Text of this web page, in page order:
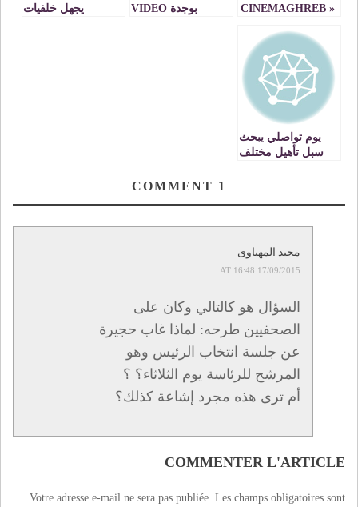
« CINEMAGHREB »
Oujda
بوجدة VIDEO
يجهل خلفيات
يوم تواصلي يبحث
سبل تأهيل مختلف
1
مجيد المهياوى
17/09/2015 AT 16:48
السؤال هو كالتالي وكان على
الصحفيين طرحه: لماذا غاب حجيرة
عن جلسة انتخاب الرئيس وهو
المرشح للرئاسة يوم الثلاثاء؟ ؟
أم ترى هذه مجرد إشاعة كذلك؟
COMMENTER L'ARTICLE
Votre adresse e-mail ne sera pas publiée. Les champs obligatoires sont